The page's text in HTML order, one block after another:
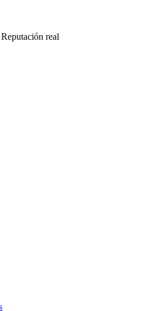
Reputación real